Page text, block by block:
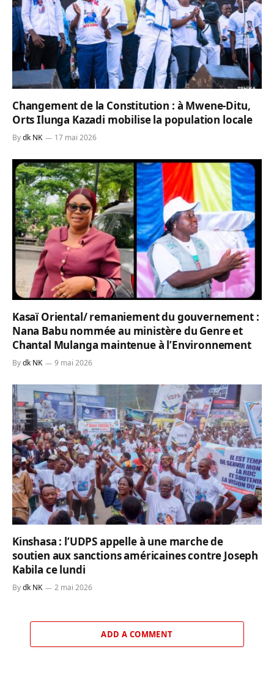
Changement de la Constitution : à Mwene-Ditu,
Orts Ilunga Kazadi mobilise la population locale
Bydk NK 17 mai 2026
Kasaï Oriental/ remaniement du gouvernement :
Nana Babu nommée au ministère du Genre et
Chantal Mulanga maintenue à l’Environnement
Bydk NK 9 mai 2026
Kinshasa : l’UDPS appelle à une marche de
soutien aux sanctions américaines contre Joseph
Kabila ce lundi
Bydk NK 2 mai 2026
ADD A COMMENT